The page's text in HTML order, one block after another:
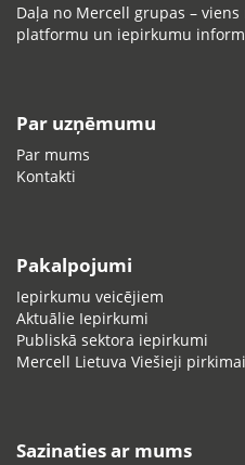
Daļa no Mercell grupas –
platformu un iepirkumu
Par uzņēmumu
Par mums
Kontakti
Pakalpojumi
Iepirkumu veicējiem
Aktuālie Iepirkumi
Publiskā sektora iepirkumi
Mercell Lietuva Viešieji pirkimai
Sazinaties ar mums